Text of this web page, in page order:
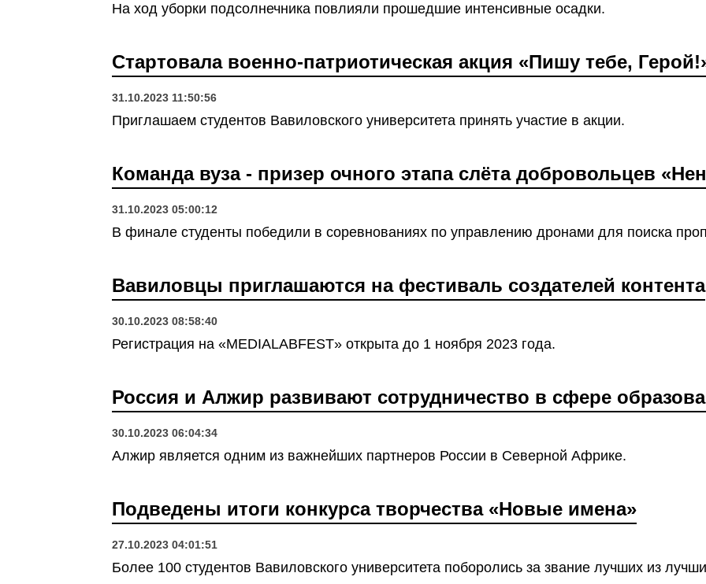
На ход уборки подсолнечника повлияли прошедшие интенсивные осадки.
Стартовала военно-патриотическая акция «Пишу тебе,
31.10.2023 11:50:56
Приглашаем студентов Вавиловского университета принять участие в акции.
Команда вуза - призер очного этапа слёта добровольцев
31.10.2023 05:00:12
В финале студенты победили в соревнованиях по управлению дронами для поиска
Вавиловцы приглашаются на фестиваль создателей контента
30.10.2023 08:58:40
Регистрация на «MEDIALABFEST» открыта до 1 ноября 2023 года.
Россия и Алжир развивают сотрудничество в сфере
30.10.2023 06:04:34
Алжир является одним из важнейших партнеров России в Северной Африке.
Подведены итоги конкурса творчества «Новые имена»
27.10.2023 04:01:51
Более 100 студентов Вавиловского университета поборолись за звание лучших из